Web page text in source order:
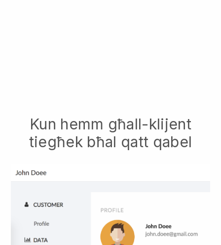
Kun hemm għall-klijent
tiegħek bħal qatt qabel